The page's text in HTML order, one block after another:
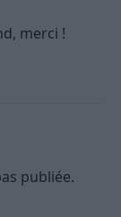
merci !
publiée.